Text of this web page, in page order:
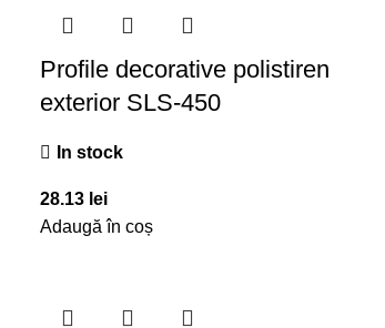
Profile decorative polistiren
exterior SLS-450
In stock
28.13 lei
Adaugă în coș